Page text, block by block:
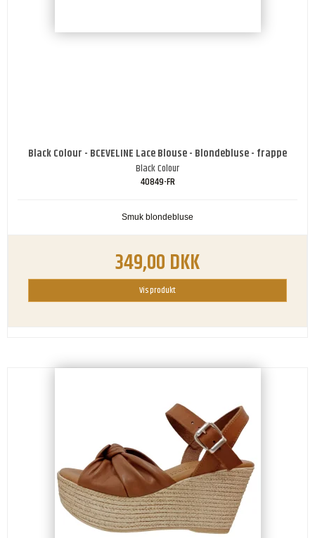
Black Colour - BCEVELINE Lace Blouse - Blondebluse - frappe
Black Colour
40849-FR
Smuk blondebluse
349,00 DKK
Vis produkt